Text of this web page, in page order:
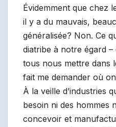
Évidemment que chez
il y a du mauvais,
généralisée? Non. Ce
diatribe à notre égard
tous nous mettre dans
fait me demander où
À la veille d’industries
besoin ni des hommes
concevoir et